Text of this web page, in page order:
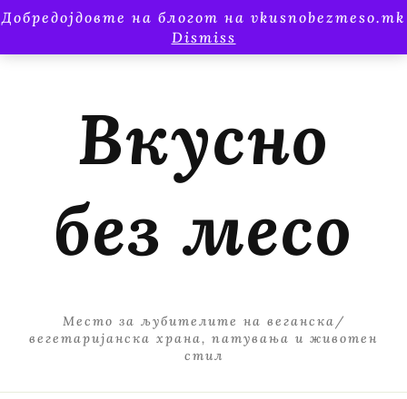
Добредојдовте на блогот на vkusnobezmeso.mk
Dismiss
Вкусно
без месо
Место за љубителите на веганска/
вегетаријанска храна, патувања и животен
стил